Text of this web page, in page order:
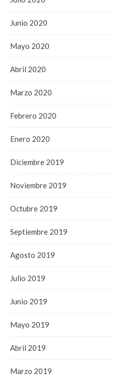
Junio 2020
Mayo 2020
Abril 2020
Marzo 2020
Febrero 2020
Enero 2020
Diciembre 2019
Noviembre 2019
Octubre 2019
Septiembre 2019
Agosto 2019
Julio 2019
Junio 2019
Mayo 2019
Abril 2019
Marzo 2019